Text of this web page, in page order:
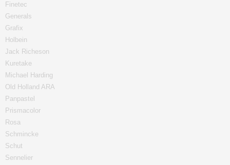
Finetec
Generals
Grafix
Holbein
Jack Richeson
Kuretake
Michael Harding
Old Holland ARA
Panpastel
Prismacolor
Rosa
Schmincke
Schut
Sennelier